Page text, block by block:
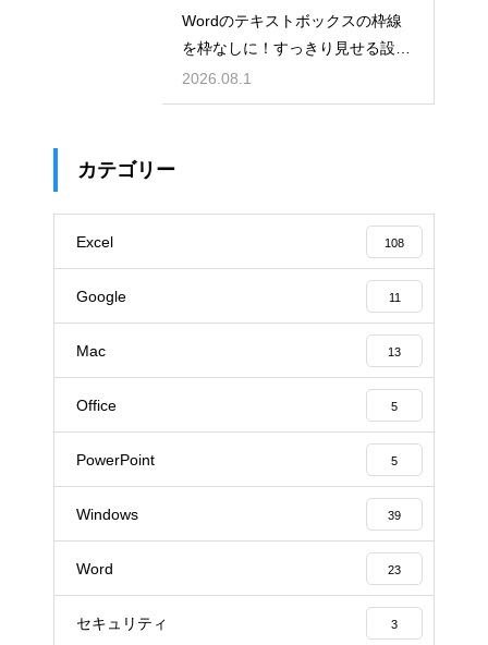
Wordのテキストボックスの枠線
を枠なしに！すっきり見せる設
定！
2026.08.1
カテゴリー
Excel 108
Google 11
Mac 13
Office 5
PowerPoint 5
Windows 39
Word 23
セキュリティ 3